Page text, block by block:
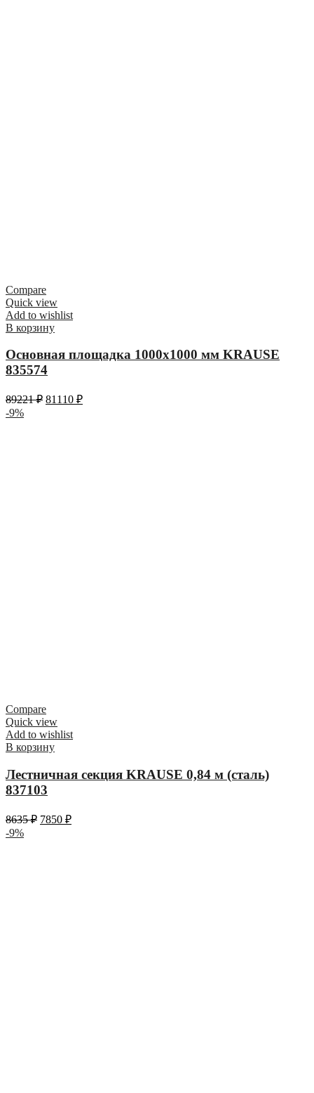
Compare
Quick view
Add to wishlist
В корзину
Основная площадка 1000х1000 мм KRAUSE
835574
89221₽ 81110 ₽
-9%
Compare
Quick view
Add to wishlist
В корзину
Лестничная секция KRAUSE 0,84 м (сталь)
837103
8635₽ 7850 ₽
-9%